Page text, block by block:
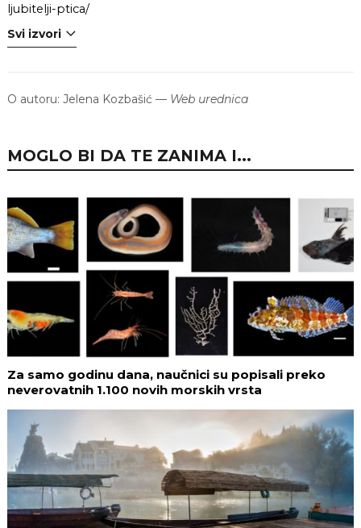
ljubitelji-ptica/
Svi izvori
O autoru: Jelena Kozbašić — Web urednica
MOGLO BI DA TE ZANIMA I...
Za samo godinu dana, naučnici su popisali preko
neverovatnih 1.100 novih morskih vrsta